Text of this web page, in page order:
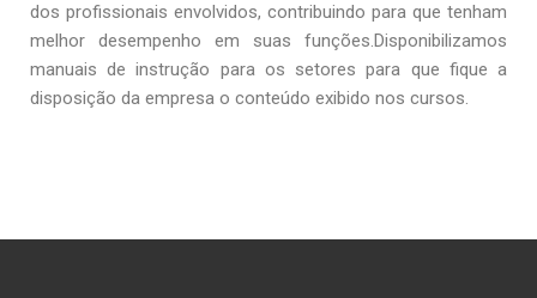
dos profissionais envolvidos, contribuindo para que tenham
melhor desempenho em suas funções.Disponibilizamos
manuais de instrução para os setores para que fique a
disposição da empresa o conteúdo exibido nos cursos.